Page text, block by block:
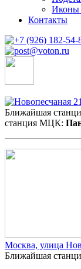
Иконы
Контакты
Ближайшая
станция МЦК:
Москва, улица
Ближайшая